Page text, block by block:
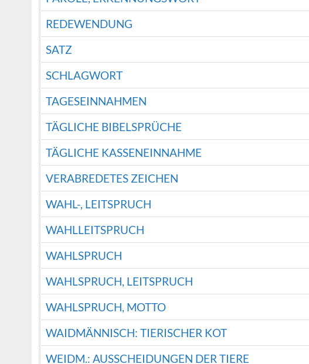
REDEWENDUNG
SATZ
SCHLAGWORT
TAGESEINNAHMEN
TÄGLICHE BIBELSPRÜCHE
TÄGLICHE KASSENEINNAHME
VERABREDETES ZEICHEN
WAHL-, LEITSPRUCH
WAHLLEITSPRUCH
WAHLSPRUCH
WAHLSPRUCH, LEITSPRUCH
WAHLSPRUCH, MOTTO
WAIDMÄNNISCH: TIERISCHER KOT
WEIDM.: AUSSCHEIDUNGEN DER TIERE